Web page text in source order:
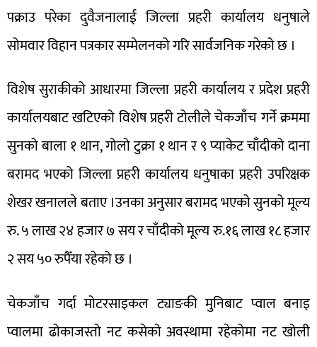
पक्राउ परेका दुवैजनालाई जिल्ला प्रहरी कार्यालय धनुषाले
सोमवार विहान पत्रकार सम्मेलनको गरि सार्वजनिक गरेको छ ।
विशेष सुराकीको आधारमा जिल्ला प्रहरी कार्यालय र प्रदेश प्रहरी
कार्यालयबाट खटिएको विशेष प्रहरी टोलीले चेकजाँच गर्ने क्रममा
सुनको बाला १ थान, गोलो टुक्रा १ थान र ९ प्याकेट चाँदीको दाना
बरामद भएको जिल्ला प्रहरी कार्यालय धनुषाका प्रहरी उपरिक्षक
शेखर खनालले बताए ।उनका अनुसार बरामद भएको सुनको मूल्य
रु. ५ लाख २४ हजार ७ सय र चाँदीको मूल्य रु.१६ लाख १८ हजार
२ सय ५० रुपैँया रहेको छ ।
चेकजाँच गर्दा मोटरसाइकल ट्याङकी मुनिबाट प्वाल बनाइ
प्वालमा ढोकाजस्तो नट कसेको अवस्थामा रहेकोमा नट खोली